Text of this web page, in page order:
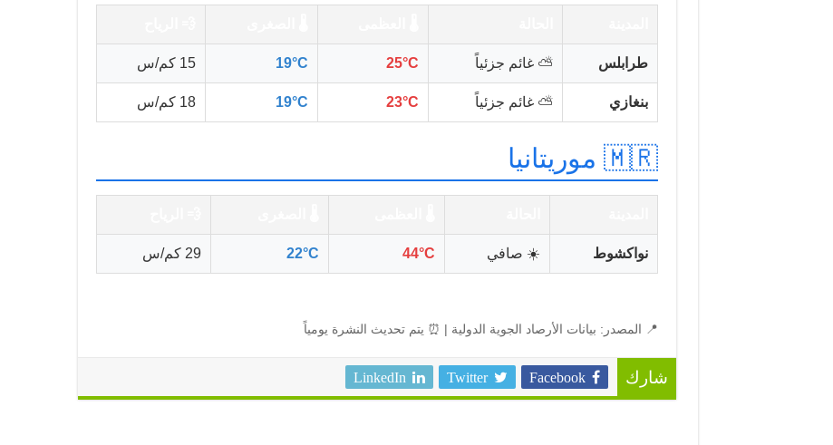
طرابلس ⛅ غائم جزئياً 25°C
19°C 15 كم/س
بنغازي ⛅ غائم جزئياً 23°C
19°C 18 كم/س
🇲🇷 موريتانيا
نواكشوط ☀️ صافي 44°C
22°C 29 كم/س
📍 المصدر: بيانات الأرصاد الجوية الدولية | ⏰ يتم تحديث النشرة يومياً
شارك Facebook
Twitter
LinkedIn